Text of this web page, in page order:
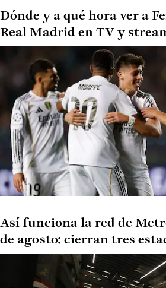
Dónde y a qué hora ver a
Real Madrid en TV y
Así funciona la red de
de agosto: cierran tres